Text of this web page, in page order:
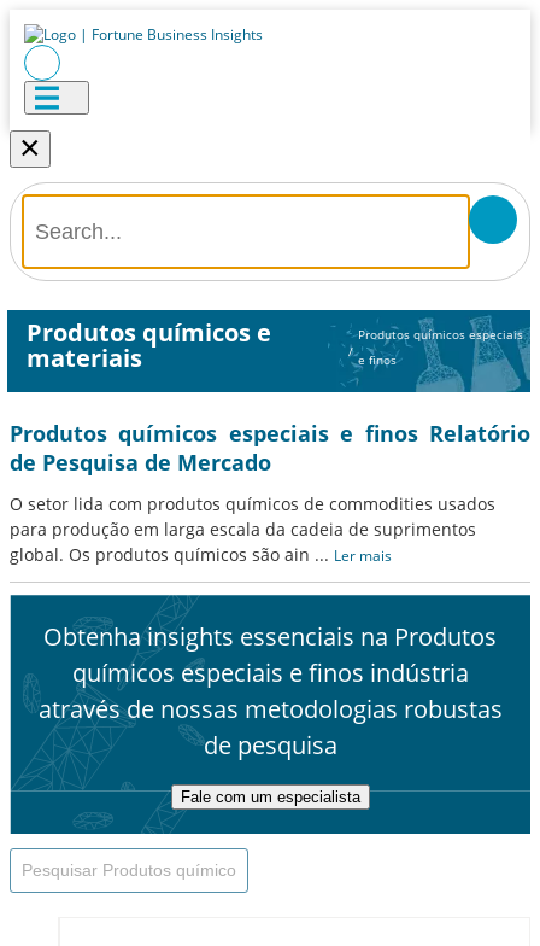
×
Produtos químicos e
materiais /
Produtos químicos especiais
e finos
Produtos químicos especiais e finos Relatório
de Pesquisa de Mercado
O setor lida com produtos químicos de commodities usados ​​
para produção em larga escala da cadeia de suprimentos
global. Os produtos químicos são ain ... Ler mais
Obtenha insights essenciais na Produtos
químicos especiais e finos indústria
através de nossas metodologias robustas
de pesquisa
Fale com um especialista